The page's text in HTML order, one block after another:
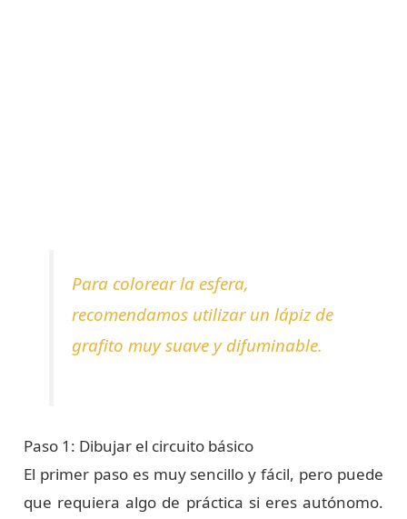
Para colorear la esfera,
recomendamos utilizar un lápiz de
grafito muy suave y difuminable.
Paso 1: Dibujar el circuito básico
El primer paso es muy sencillo y fácil, pero puede
que requiera algo de práctica si eres autónomo.